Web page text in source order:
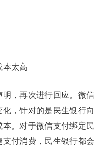
本太高
，再次进行回应。微信
，针对的是民生银行向
。对于微信支付绑定民
付消费，民生银行都会